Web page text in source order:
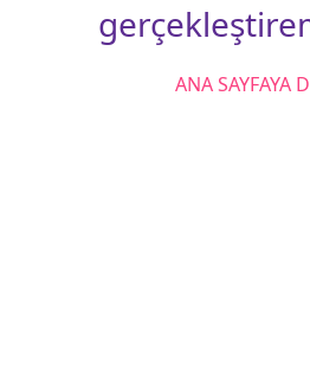
ANA SAYFAYA